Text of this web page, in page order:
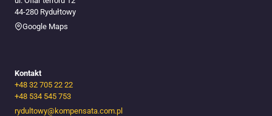
44-280 Rydułtowy
Google Maps
Kontakt
+48 32 705 22 22
+48 534 545 753​
rydultowy@kompensata.com.pl